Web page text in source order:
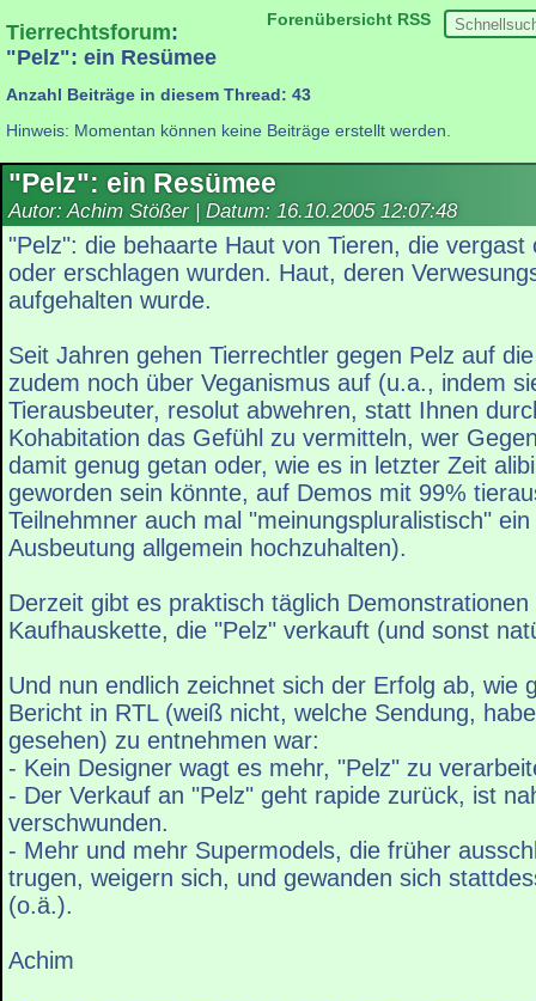
Forenübersicht RSS
Tierrechtsforum:
"Pelz": ein Resümee
Anzahl Beiträge in diesem Thread: 43
Hinweis: Momentan können keine Beiträge erstellt werden.
"Pelz": ein Resümee
Autor: Achim Stößer | Datum: 16.10.2005 12:07:48
"Pelz": die behaarte Haut von Tieren, die vergast
oder erschlagen wurden. Haut, deren
aufgehalten wurde.
Seit Jahren gehen Tierrechtler gegen Pelz auf
zudem noch über Veganismus auf (u.a., indem
Tierausbeuter, resolut abwehren, statt Ihnen
Kohabitation das Gefühl zu vermitteln, wer
damit genug getan oder, wie es in letzter Zeit
geworden sein könnte, auf Demos mit 99%
Teilnehmner auch mal "meinungspluralistisch"
Ausbeutung allgemein hochzuhalten).
Derzeit gibt es praktisch täglich Demonstrationen
Kaufhauskette, die "Pelz" verkauft (und sonst
Und nun endlich zeichnet sich der Erfolg ab, wie
Bericht in RTL (weiß nicht, welche Sendung,
gesehen) zu entnehmen war:
- Kein Designer wagt es mehr, "Pelz" zu
- Der Verkauf an "Pelz" geht rapide zurück, ist
verschwunden.
- Mehr und mehr Supermodels, die früher
trugen, weigern sich, und gewanden sich
(o.ä.).
Achim